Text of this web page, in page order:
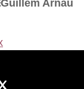
Guillem Arnau